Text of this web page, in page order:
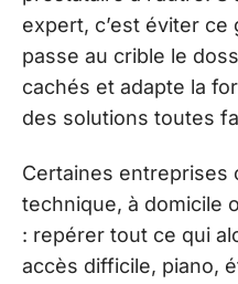
expert, c’est éviter ce
passe au crible le
cachés et adapte la
des solutions toutes
Certaines entreprises
technique, à domicile
: repérer tout ce qui
accès difficile, piano,